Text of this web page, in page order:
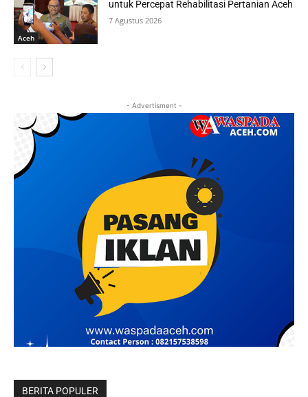
Aceh
untuk Percepat Rehabilitasi Pertanian Aceh
7 Agustus 2026
- Advertisment -
BERITA POPULER